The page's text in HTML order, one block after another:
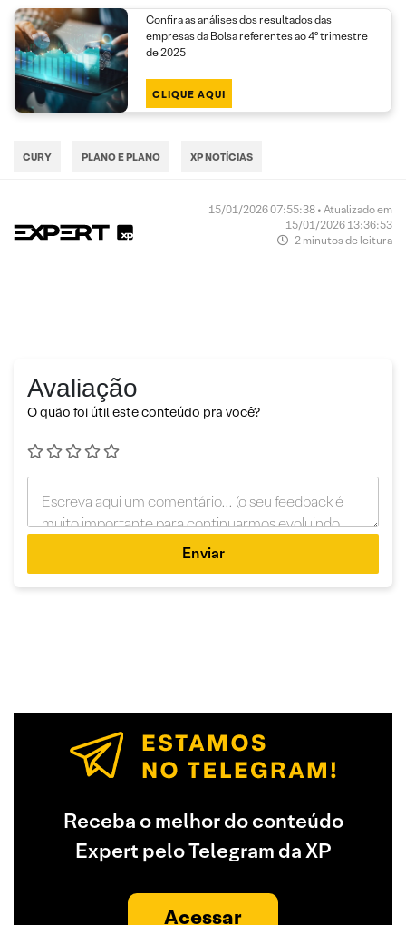
Confira as análises dos resultados das
empresas da Bolsa referentes ao 4º trimestre
de 2025
CLIQUE AQUI
CURY PLANO E PLANO XP NOTÍCIAS
15/01/2026 07:55:38 • Atualizado em
15/01/2026 13:36:53
2 minutos de leitura
Avaliação
O quão foi útil este conteúdo pra você?
Enviar
Receba o melhor do conteúdo
Expert pelo Telegram da XP
Acessar